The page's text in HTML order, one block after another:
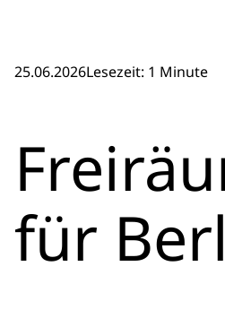
25.06.2026Lesezeit: 1 Minute
für